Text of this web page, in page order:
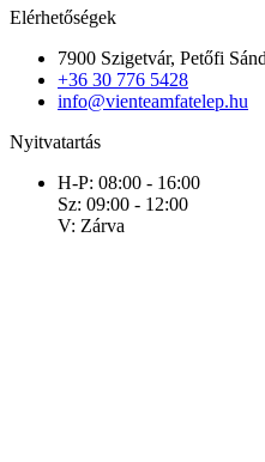
Elérhetőségek
7900 Szigetvár, Petőfi
+36 30 776 5428
info@vienteamfatelep.hu
Nyitvatartás
H-P: 08:00 - 16:00
Sz: 09:00 - 12:00
V: Zárva